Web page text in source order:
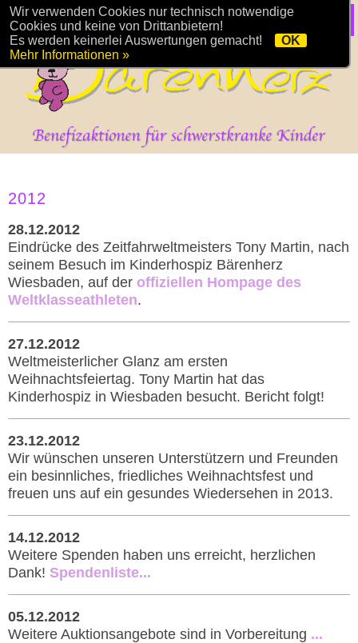
2012
28.12.2012
Eindrücke des Zeitfahrweltmeisters Tony Martin, nach
seinem Besuch im Kinderhospiz Bärenherz
Wiesbaden, auf der offiziellen Hompage des
Weltklasseathleten.
27.12.2012
Weltmeisterlicher Glanz am ersten
Weihnachtsfeiertag. Tony Martin hat das
Kinderhospiz in Wiesbaden besucht. Bericht folgt!
23.12.2012
Wir wünschen unseren Unterstützern und Freunden
ein besinnliches, friedliches Weihnachtsfest und
freuen uns auf ein gesundes Wiedersehen in 2013.
14.12.2012
Weitere Spenden haben uns erreicht, herzlichen
Dank! Spendenliste...
05.12.2012
Weitere Auktionsangebote sind in Vorbereitung ...
Wir verwenden Cookies nur technisch notwendige
Cookies und keine von Drittanbietern!
Es werden keinerlei Auswertungen gemacht!
OK
Mehr Informationen »